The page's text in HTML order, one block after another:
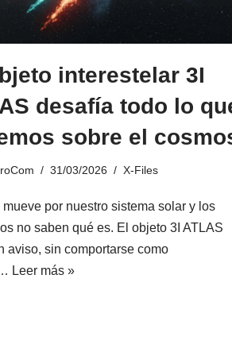
interestelar 3I
desafía todo lo
sobre el
31/03/2026 X-Files
por nuestro sistema solar y los
no saben qué es. El objeto 3I ATLAS
aviso, sin comportarse como
Leer más »